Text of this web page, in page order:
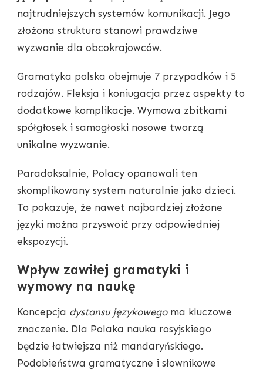
najtrudniejszych systemów komunikacji. Jego
złożona struktura stanowi prawdziwe
wyzwanie dla obcokrajowców.
Gramatyka polska obejmuje 7 przypadków i 5
rodzajów. Fleksja i koniugacja przez aspekty to
dodatkowe komplikacje. Wymowa zbitkami
spółgłosek i samogłoski nosowe tworzą
unikalne wyzwanie.
Paradoksalnie, Polacy opanowali ten
skomplikowany system naturalnie jako dzieci.
To pokazuje, że nawet najbardziej złożone
języki można przyswoić przy odpowiedniej
ekspozycji.
Wpływ zawiłej gramatyki i
wymowy na naukę
Koncepcja dystansu językowegoma kluczowe
znaczenie. Dla Polaka nauka rosyjskiego
będzie łatwiejsza niż mandaryńskiego.
Podobieństwa gramatyczne i słownikowe